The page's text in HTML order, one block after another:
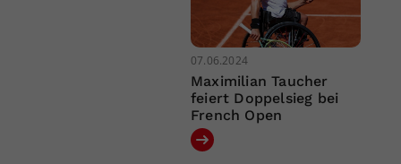
07.06.2024
Maximilian Taucher
feiert Doppelsieg bei
French Open